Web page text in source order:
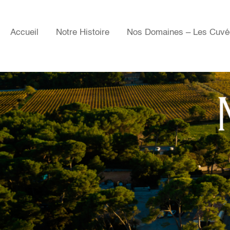
Accueil Notre Histoire Nos Domaines – Les